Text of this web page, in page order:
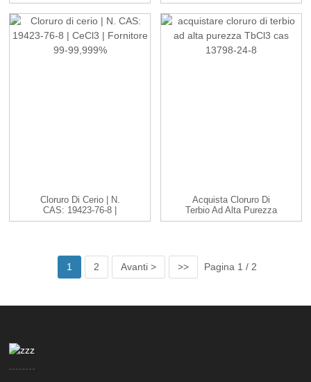
H...
P...
Cloruro Di Cerio | N.
CAS: 19423-76-8 |
CeCl3 |...
Acquista Cloruro Di
Terbio Ad Alta Purezza
TbCl3 Cas 1379...
1 2 Avanti > >> Pagina 1 / 2